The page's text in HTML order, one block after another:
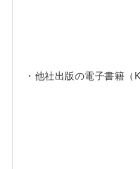
・他社出版の電子書籍（